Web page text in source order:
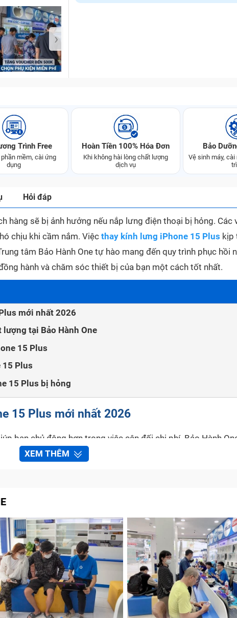
›
Trình Free
mềm, cài ứng
dụng
Hoàn Tiền 100% Hóa Đơn
Khi không hài lòng chất lượng
dịch vụ
Bảo
Vệ sinh máy,
Hỏi đáp
hàng sẽ bị ảnh hưởng nếu nắp lưng điện thoại bị hỏng. Các
chịu khi cầm nắm. Việc thay kính lưng iPhone 15 Plus kịp
tâm Bảo Hành One tự hào mang đến quy trình phục hồi
hành và chăm sóc thiết bị của bạn một cách tốt nhất.
mới nhất 2026
tại Bảo Hành One
15 Plus
15 Plus
15 Plus bị hỏng
15 Plus mới nhất 2026
bạn chủ động hơn trong việc cân đối chi phí. Bảo Hành
bạch và được công khai rõ ràng. Dưới đây là bảng giá dịch
Liên hệ
biến động của linh kiện trên thị trường. Để nhận báo giá
1800 1236 để được tư vấn và hỗ trợ nhanh chóng.
XEM THÊM